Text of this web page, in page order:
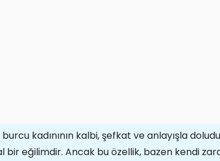
burcu kadınının kalbi, şefkat ve anlayışla
bir eğilimdir. Ancak bu özellik, bazen kendi